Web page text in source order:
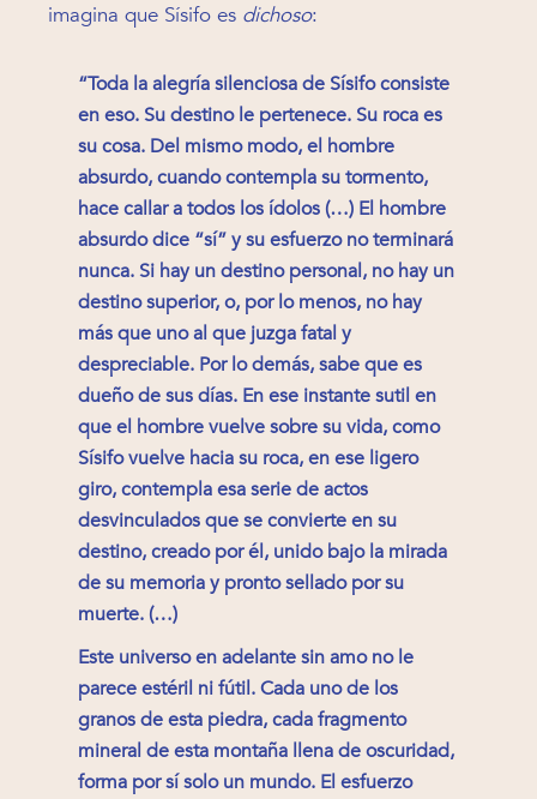
imagina que Sísifo es dichoso:
“Toda la alegría silenciosa de Sísifo consiste
en eso. Su destino le pertenece. Su roca es
su cosa. Del mismo modo, el hombre
absurdo, cuando contempla su tormento,
hace callar a todos los ídolos (…) El hombre
absurdo dice “sí” y su esfuerzo no terminará
nunca. Si hay un destino personal, no hay un
destino superior, o, por lo menos, no hay
más que uno al que juzga fatal y
despreciable. Por lo demás, sabe que es
dueño de sus días. En ese instante sutil en
que el hombre vuelve sobre su vida, como
Sísifo vuelve hacia su roca, en ese ligero
giro, contempla esa serie de actos
desvinculados que se convierte en su
destino, creado por él, unido bajo la mirada
de su memoria y pronto sellado por su
muerte. (…)
Este universo en adelante sin amo no le
parece estéril ni fútil. Cada uno de los
granos de esta piedra, cada fragmento
mineral de esta montaña llena de oscuridad,
forma por sí solo un mundo. El esfuerzo